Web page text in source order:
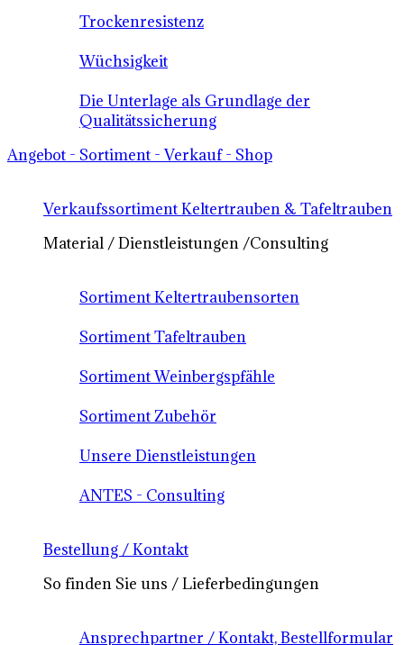
Trockenresistenz
Wüchsigkeit
Die Unterlage als Grundlage der
Qualitätssicherung
Angebot - Sortiment - Verkauf - Shop
Verkaufssortiment Keltertrauben & Tafeltrauben
Material / Dienstleistungen /Consulting
Sortiment Keltertraubensorten
Sortiment Tafeltrauben
Sortiment Weinbergspfähle
Sortiment Zubehör
Unsere Dienstleistungen
ANTES - Consulting
Bestellung / Kontakt
So finden Sie uns / Lieferbedingungen
Ansprechpartner / Kontakt, Bestellformular